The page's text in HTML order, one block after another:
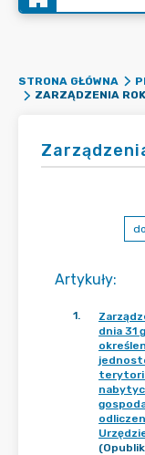
STRONA GŁÓWNA
ZARZĄDZENIA
Artykuły:
1.
dnia 31